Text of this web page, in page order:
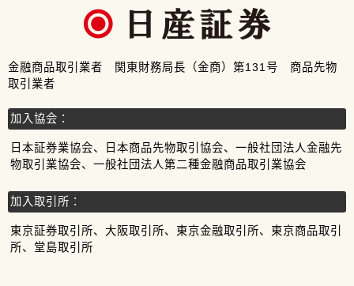
金融商品取引業者 関東財務局長（金商）第131号 商品先物
取引業者
加入協会：
日本証券業協会、日本商品先物取引協会、一般社団法人金融先
物取引業協会、一般社団法人第二種金融商品取引業協会
加入取引所：
東京証券取引所、大阪取引所、東京金融取引所、東京商品取引
所、堂島取引所